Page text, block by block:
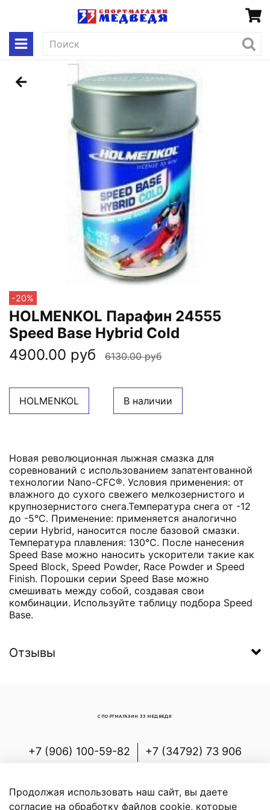
-20%
HOLMENKOL Парафин 24555
Speed Base Hybrid Cold
4900.00 руб
6130.00 руб
HOLMENKOL В наличии
Новая революционная лыжная смазка для
соревнований с использованием запатентованной
технологии Nano-CFC®. Условия применения: от
влажного до сухого свежего мелкозернистого и
крупнозернистого снега.Температура снега от -12
до -5°C. Применение: применяется аналогично
серии Hybrid, наносится после базовой смазки.
Температура плавления: 130°C. После нанесения
Speed Base можно наносить ускорители такие как
Speed Block, Speed Powder, Race Powder и Speed
Finish. Порошки серии Speed Base можно
смешивать между собой, создавая свои
комбинации. Используйте таблицу подбора Speed
Base.
Отзывы
+7 (906) 100-59-82
+7 (34792) 73 906
Белорецкий р-н, с.Новоабзаково, ул.
Энергетиков, д.7
СПОРТМАГАЗИН 33 МЕДВЕДЯ
Продолжая использовать наш сайт, вы даете
согласие на обработку файлов cookie, которые